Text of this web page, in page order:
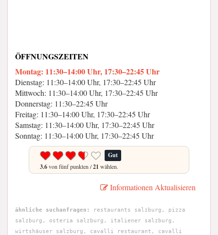
ÖFFNUNGSZEITEN
Montag: 11:30–14:00 Uhr, 17:30–22:45 Uhr
Dienstag: 11:30–14:00 Uhr, 17:30–22:45 Uhr
Mittwoch: 11:30–14:00 Uhr, 17:30–22:45 Uhr
Donnerstag: 11:30–22:45 Uhr
Freitag: 11:30–14:00 Uhr, 17:30–22:45 Uhr
Samstag: 11:30–14:00 Uhr, 17:30–22:45 Uhr
Sonntag: 11:30–14:00 Uhr, 17:30–22:45 Uhr
Gut
3.6von fünf punkten /21 wählen.
Informationen Aktualisieren
ähnliche suchanfragen:
restaurants salzburg, pizza
salzburg, osteria salzburg, italiener salzburg,
wirtshäuser salzburg, cavalli restaurant, cavalli